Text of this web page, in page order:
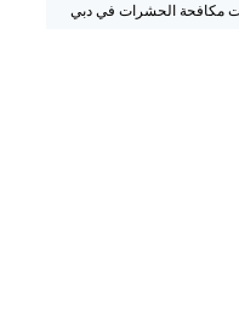
مكافحة الحشرات في دبي